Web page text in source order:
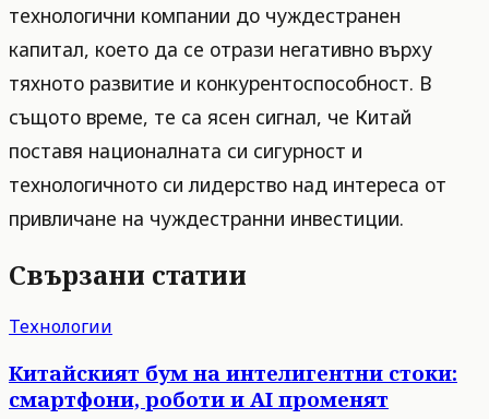
технологични компании до чуждестранен
капитал, което да се отрази негативно върху
тяхното развитие и конкурентоспособност. В
същото време, те са ясен сигнал, че Китай
поставя националната си сигурност и
технологичното си лидерство над интереса от
привличане на чуждестранни инвестиции.
Свързани статии
Технологии
Китайският бум на интелигентни стоки:
смартфони, роботи и AI променят